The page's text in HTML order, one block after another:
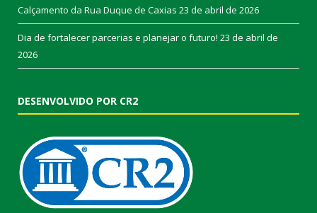
Calçamento da Rua Duque de Caxias 23 de abril de 2026
Dia de fortalecer parcerias e planejar o futuro! 23 de abril de
2026
DESENVOLVIDO POR CR2